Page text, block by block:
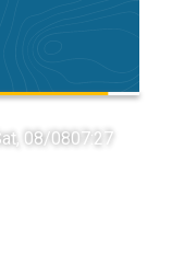
08/0807:27